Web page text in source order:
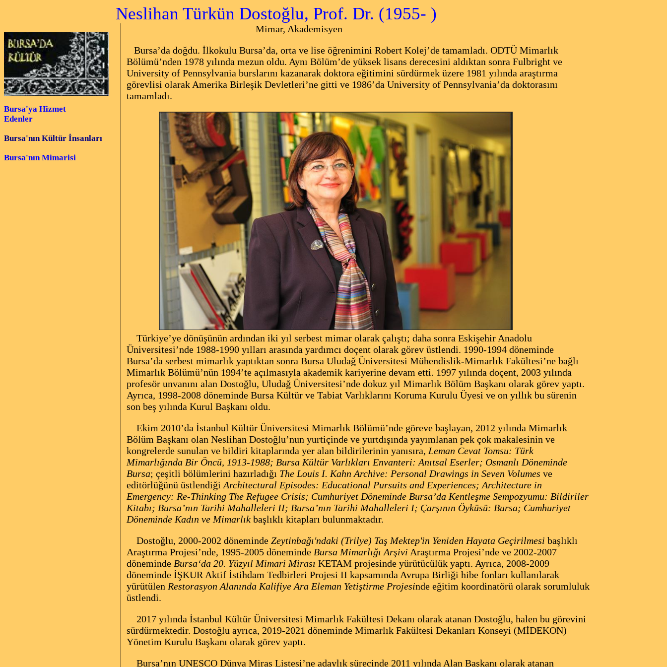
Neslihan Türkün Dostoğlu, Prof. Dr. (1955- )
Bursa'ya Hizmet
Edenler
Bursa'nın Kültür İnsanları
Bursa'nın Mimarisi
Mimar, Akademisyen
Bursa’da doğdu. İlkokulu Bursa’da, orta ve lise öğrenimini Robert Kolej’de tamamladı. ODTÜ Mimarlık
Bölümü’nden 1978 yılında mezun oldu. Aynı Bölüm’de yüksek lisans derecesini aldıktan sonra Fulbright ve
University of Pennsylvania burslarını kazanarak doktora eğitimini sürdürmek üzere 1981 yılında araştırma
görevlisi olarak Amerika Birleşik Devletleri’ne gitti ve 1986’da University of Pennsylvania’da doktorasını
tamamladı.
Türkiye’ye dönüşünün ardından iki yıl serbest mimar olarak çalıştı; daha sonra Eskişehir Anadolu
Üniversitesi’nde 1988-1990 yılları arasında yardımcı doçent olarak görev üstlendi. 1990-1994 döneminde
Bursa’da serbest mimarlık yaptıktan sonra Bursa Uludağ Üniversitesi Mühendislik-Mimarlık Fakültesi’ne bağlı
Mimarlık Bölümü’nün 1994’te açılmasıyla akademik kariyerine devam etti. 1997 yılında doçent, 2003 yılında
profesör unvanını alan Dostoğlu, Uludağ Üniversitesi’nde dokuz yıl Mimarlık Bölüm Başkanı olarak görev yaptı.
Ayrıca, 1998-2008 döneminde Bursa Kültür ve Tabiat Varlıklarını Koruma Kurulu Üyesi ve on yıllık bu sürenin
son beş yılında Kurul Başkanı oldu.
Ekim 2010’da İstanbul Kültür Üniversitesi Mimarlık Bölümü’nde göreve başlayan, 2012 yılında Mimarlık
Bölüm Başkanı olan Neslihan Dostoğlu’nun yurtiçinde ve yurtdışında yayımlanan pek çok makalesinin ve
kongrelerde sunulan ve bildiri kitaplarında yer alan bildirilerinin yanısıra, Leman Cevat Tomsu: Türk
Mimarlığında Bir Öncü, 1913-1988; Bursa Kültür Varlıkları Envanteri: Anıtsal Eserler; Osmanlı Döneminde
Bursa; çeşitli bölümlerini hazırladığı The Louis I. Kahn Archive: Personal Drawings in Seven Volumes ve
editörlüğünü üstlendiği Architectural Episodes: Educational Pursuits and Experiences; Architecture in
Emergency: Re-Thinking The Refugee Crisis; Cumhuriyet Döneminde Bursa’da Kentleşme Sempozyumu: Bildiriler
Kitabı; Bursa’nın Tarihi Mahalleleri II; Bursa’nın Tarihi Mahalleleri I; Çarşının Öyküsü: Bursa; Cumhuriyet
Döneminde Kadın ve Mimarlık başlıklı kitapları bulunmaktadır.
Dostoğlu, 2000-2002 döneminde Zeytinbağı'ndaki (Trilye) Taş Mektep'in Yeniden Hayata Geçirilmesi başlıklı
Araştırma Projesi’nde, 1995-2005 döneminde Bursa Mimarlığı Arşivi Araştırma Projesi’nde ve 2002-2007
döneminde Bursa‘da 20. Yüzyıl Mimari Mirası KETAM projesinde yürütücülük yaptı. Ayrıca, 2008-2009
döneminde İŞKUR Aktif İstihdam Tedbirleri Projesi II kapsamında Avrupa Birliği hibe fonları kullanılarak
yürütülen Restorasyon Alanında Kalifiye Ara Eleman Yetiştirme Projesinde eğitim koordinatörü olarak sorumluluk
üstlendi.
2017 yılında İstanbul Kültür Üniversitesi Mimarlık Fakültesi Dekanı olarak atanan Dostoğlu, halen bu görevini
sürdürmektedir. Dostoğlu ayrıca, 2019-2021 döneminde Mimarlık Fakültesi Dekanları Konseyi (MİDEKON)
Yönetim Kurulu Başkanı olarak görev yaptı.
Bursa’nın UNESCO Dünya Miras Listesi’ne adaylık sürecinde 2011 yılında Alan Başkanı olarak atanan